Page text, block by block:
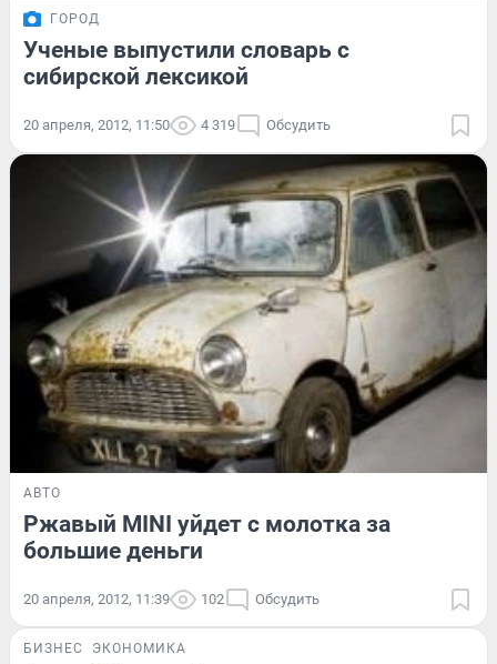
ГОРОД
Ученые выпустили словарь с
сибирской лексикой
20 апреля, 2012, 11:50 4 319 Обсудить
АВТО
Ржавый MINI уйдет с молотка за
большие деньги
20 апреля, 2012, 11:39 102 Обсудить
БИЗНЕС ЭКОНОМИКА